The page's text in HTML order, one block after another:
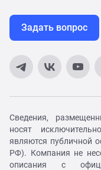
Задать вопрос
Сведения,
носят
являются публичной
РФ). Компания не
описания с